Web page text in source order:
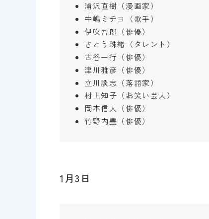
浦沢直樹（漫画家）
中嶋ミチヨ（歌手）
伊吹吾郎（俳優）
さとう珠緒（タレント）
古谷一行（俳優）
津川雅彦（俳優）
立川談志（落語家）
村上知子（お笑い芸人）
岡本信人（俳優）
竹野内豊（俳優）
1月3日